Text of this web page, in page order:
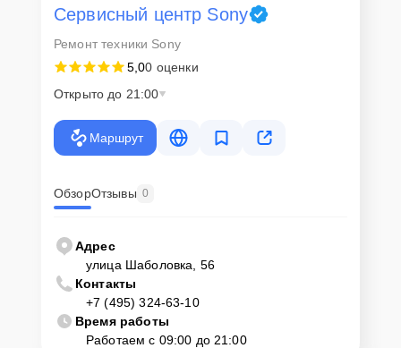
Как начать ремонт
Для запуска процесса ремонта моноблока Sony SV-J2021M1R/WI
нужно просто оставитьЗаявку на сайте
горячей линии: +7 (495) 324-63-10. Наши специалисты оперативно
проконсультируют по всем необходимым вопросам, запишут на
оформят выезд мастера в удобное время и место.
Сервисный центр Sony
Ремонт техники Sony
5,00 оценки
Открыто до 21:00
Маршрут
ОбзорОтзывы 0
Адрес
улица Шаболовка, 56
Контакты
+7 (495) 324-63-10
Время работы
Работаем с 09:00 до 21:00